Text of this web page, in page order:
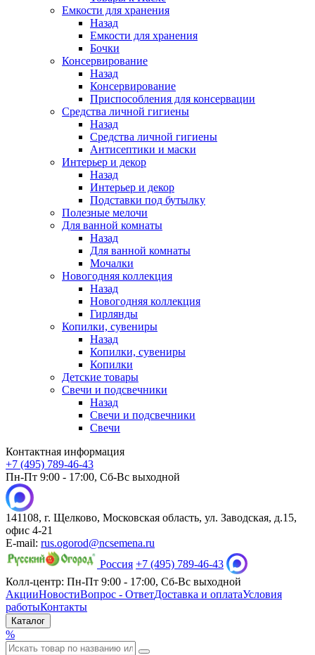
Емкости для хранения
Назад
Емкости для хранения
Бочки
Консервирование
Назад
Консервирование
Приспособления для консервации
Средства личной гигиены
Назад
Средства личной гигиены
Антисептики и маски
Интерьер и декор
Назад
Интерьер и декор
Подставки под бутылку
Полезные мелочи
Для ванной комнаты
Назад
Для ванной комнаты
Мочалки
Новогодняя коллекция
Назад
Новогодняя коллекция
Гирлянды
Копилки, сувениры
Назад
Копилки, сувениры
Копилки
Детские товары
Свечи и подсвечники
Назад
Свечи и подсвечники
Свечи
Контактная информация
+7 (495) 789-46-43
Пн-Пт 9:00 - 17:00, Сб-Вс выходной
141108, г. Щелково, Московская область, ул. Заводская, д.15,
офис 4-21
E-mail: rus.ogorod@ncsemena.ru
Россия +7 (495) 789-46-43
Колл-центр: Пн-Пт 9:00 - 17:00, Сб-Вс выходной
АкцииНовостиВопрос - ОтветДоставка и оплатаУсловия
работыКонтакты
Каталог
%